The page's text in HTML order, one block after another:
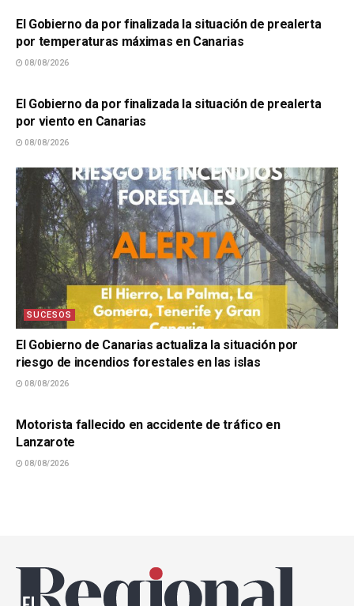
El Gobierno da por finalizada la situación de prealerta
por temperaturas máximas en Canarias
08/08/2026
El Gobierno da por finalizada la situación de prealerta
por viento en Canarias
08/08/2026
SUCESOS
El Gobierno de Canarias actualiza la situación por
riesgo de incendios forestales en las islas
08/08/2026
Motorista fallecido en accidente de tráfico en
Lanzarote
08/08/2026